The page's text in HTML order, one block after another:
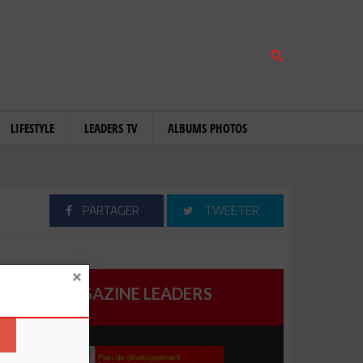
LIFESTYLE LEADERS TV ALBUMS PHOTOS
PARTAGER TWEETER
MAGAZINE LEADERS